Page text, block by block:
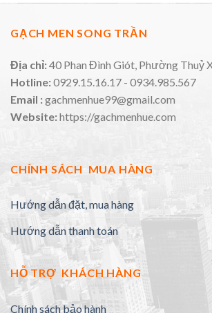
GẠCH MEN SONG TRẦN
Địa chỉ:40 Phan Đình Giót, Phường Thuỷ
Hotline:0929.15.16.17 - 0934.985.567
Email :gachmenhue99@gmail.com
Website:https://gachmenhue.com
CHÍNH SÁCH MUA HÀNG
Hướng dẫn đặt, mua hàng
Hướng dẫn thanh toán
HỖ TRỢ KHÁCH HÀNG
Chính sách bảo hành